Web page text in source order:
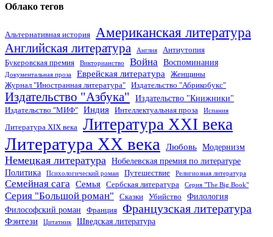
Облако тегов
Альтернативная история Американская литература
Английская литература Англия
Антиутопия
Букеровская премия
Викторианство Война Воспоминания
Документальная проза Еврейская литература
Женщины
Журнал "Иностранная литература"
Издательство "Абрикобукс"
Издательство "Азбука" Издательство "Книжники"
Издательство "МИФ" Индия Интеллектуальная проза Испания
Литература XIX века Литература XXI века
Литература XX века Любовь Модернизм
Немецкая литература Нобелевская премия по литературе
Политика
Психологический роман Путешествие Религиозная литература
Семейная сага Семья Сербская литература Серия "The Big Book"
Серия "Большой роман" Сказки Убийство
Филология
Философский роман
Франция Французская литература
Фэнтези Цитатник Шведская литература